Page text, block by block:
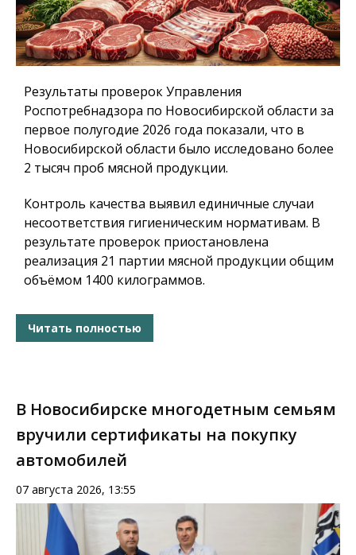
Результаты проверок Управления
Роспотребнадзора по Новосибирской области за
первое полугодие 2026 года показали, что в
Новосибирской области было исследовано более
2 тысяч проб мясной продукции.
Контроль качества выявил единичные случаи
несоответствия гигиеническим нормативам. В
результате проверок приостановлена
реализация 21 партии мясной продукции общим
объёмом 1400 килограммов.
Читать полностью
В Новосибирске многодетным семьям
вручили сертификаты на покупку
автомобилей
07 августа 2026, 13:55